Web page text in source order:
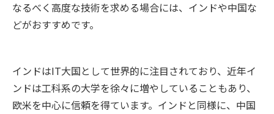
なるべく高度な技術を求める場合には、インドや中国な
どがおすすめです。
インドはIT大国として世界的に注目されており、近年イ
ンドは工科系の大学を徐々に増やしていることもあり、
欧米を中心に信頼を得ています。インドと同様に、中国